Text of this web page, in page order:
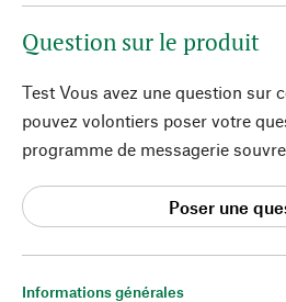
Informations générales
Question sur le produit
Test Vous avez une question sur
pouvez volontiers poser votre
programme de messagerie
Poser une